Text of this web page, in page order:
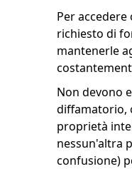
Per
richiesto di
mantenerle
Non devono
diffamatorio,
proprietà
nessun'altra
confusione)